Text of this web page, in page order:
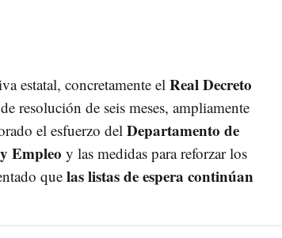
estatal, concretamente el Real Decreto
resolución de seis meses, ampliamente
el esfuerzo del Departamento de
Empleo y las medidas para reforzar los
que las listas de espera continúan